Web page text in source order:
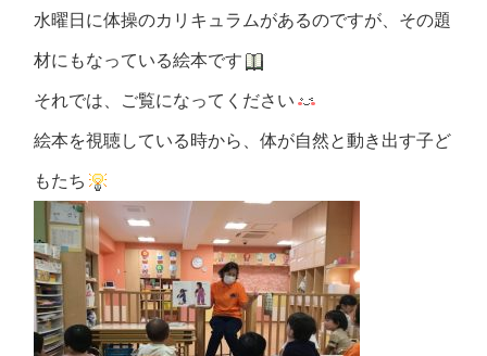
水曜日に体操のカリキュラムがあるのですが、その題
材にもなっている絵本です
それでは、ご覧になってください
絵本を視聴している時から、体が自然と動き出す子ど
もたち